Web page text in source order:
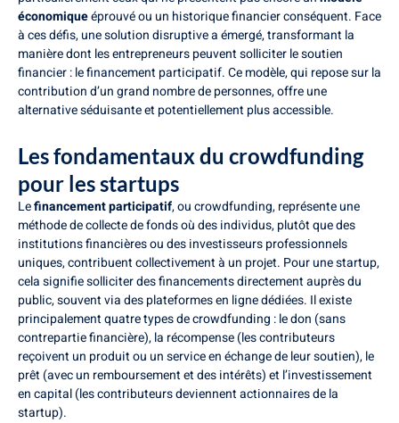
économiqueéprouvé ou un historique financier conséquent. Face
à ces défis, une solution disruptive a émergé, transformant la
manière dont les entrepreneurs peuvent solliciter le soutien
financier : le financement participatif. Ce modèle, qui repose sur la
contribution d’un grand nombre de personnes, offre une
alternative séduisante et potentiellement plus accessible.
Les fondamentaux du crowdfunding
pour les startups
Lefinancement participatif, ou crowdfunding, représente une
méthode de collecte de fonds où des individus, plutôt que des
institutions financières ou des investisseurs professionnels
uniques, contribuent collectivement à un projet. Pour une startup,
cela signifie solliciter des financements directement auprès du
public, souvent via des plateformes en ligne dédiées. Il existe
principalement quatre types de crowdfunding : le don (sans
contrepartie financière), la récompense (les contributeurs
reçoivent un produit ou un service en échange de leur soutien), le
prêt (avec un remboursement et des intérêts) et l’investissement
en capital (les contributeurs deviennent actionnaires de la
startup).